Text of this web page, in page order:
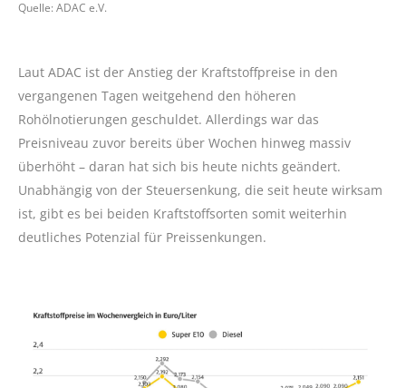
Quelle: ADAC e.V.
Laut ADAC ist der Anstieg der Kraftstoffpreise in den
vergangenen Tagen weitgehend den höheren
Rohölnotierungen geschuldet. Allerdings war das
Preisniveau zuvor bereits über Wochen hinweg massiv
überhöht – daran hat sich bis heute nichts geändert.
Unabhängig von der Steuersenkung, die seit heute wirksam
ist, gibt es bei beiden Kraftstoffsorten somit weiterhin
deutliches Potenzial für Preissenkungen.